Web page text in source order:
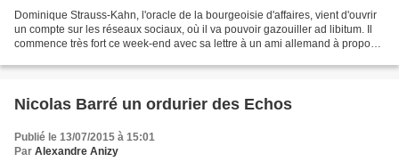
Dominique Strauss-Kahn, l'oracle de la bourgeoisie d'affaires, vient d'ouvrir
un compte sur les réseaux sociaux, où il va pouvoir gazouiller ad libitum. Il
commence très fort ce week-end avec sa lettre à un ami allemand à propos
Nicolas Barré un ordurier des Echos
Publié le 13/07/2015 à 15:01
Par Alexandre Anizy